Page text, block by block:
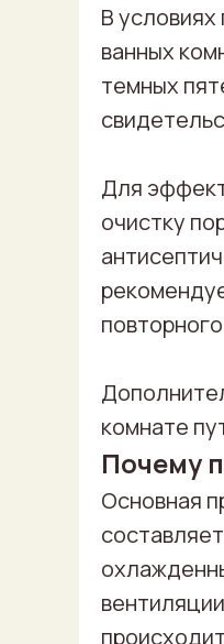
В
ванных
темных
Для
очистку
комнате
Почему
Основная